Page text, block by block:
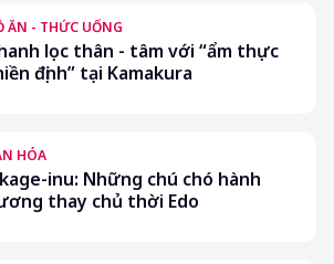
ĂN - THỨC UỐNG
lọc thân - tâm với “ẩm thực
định” tại Kamakura
HÓA
inu: Những chú chó hành
thay chủ thời Edo